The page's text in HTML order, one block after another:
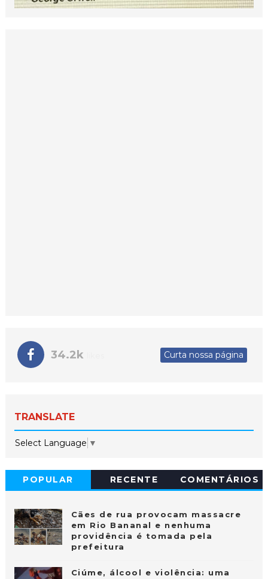
34.2k Curta nossa página
TRANSLATE
Select Language ▼
POPULAR RECENTE COMENTÁRIOS
Cães de rua provocam massacre
em Rio Bananal e nenhuma
providência é tomada pela
prefeitura
Ciúme, álcool e violência: uma